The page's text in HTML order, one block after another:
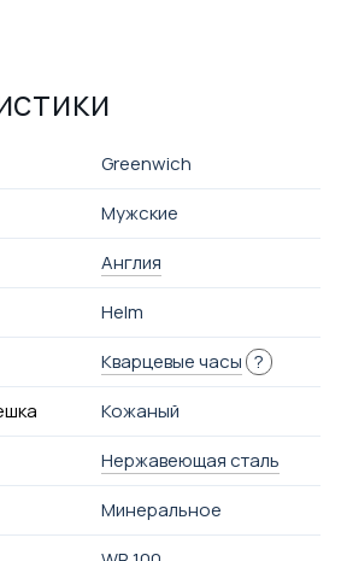
Greenwich
Мужские
Англия
Helm
Кварцевые часы ?
Кожаный
Нержавеющая сталь
Минеральное